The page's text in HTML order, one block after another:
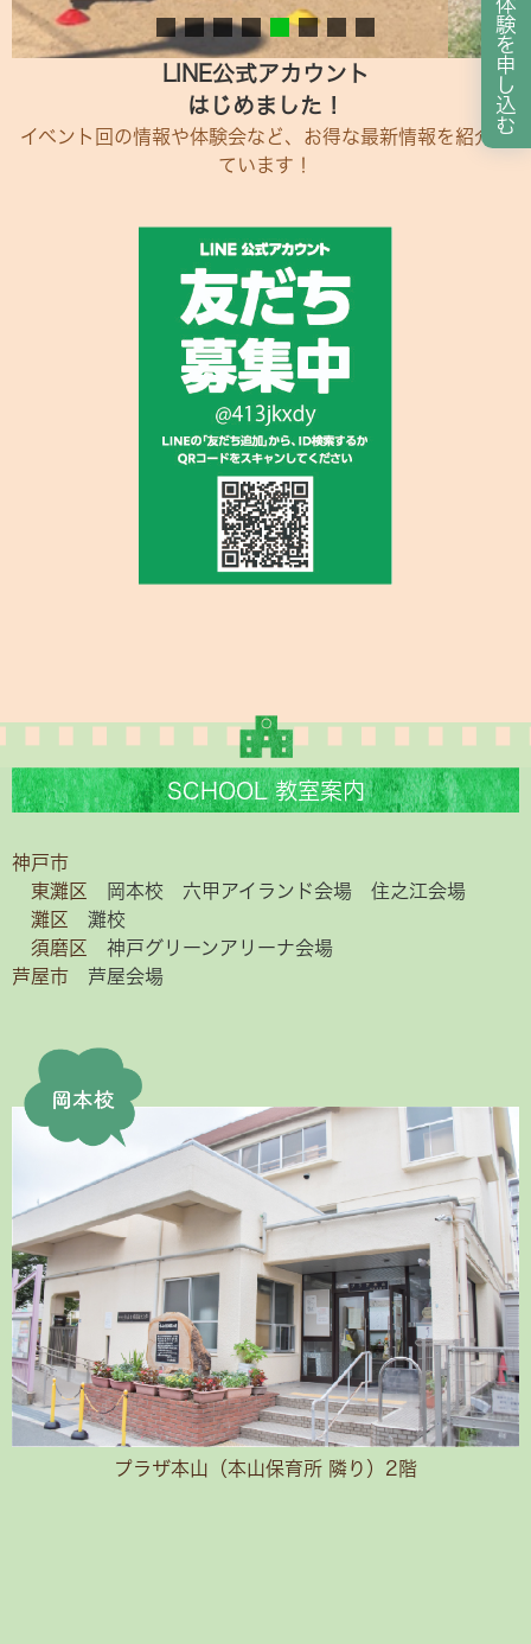
LINE公式アカウント
はじめました！
イベント回の情報や体験会など、お得な最新情報を紹介し
ています！
SCHOOL 教室案内
神戸市
東灘区
岡本校 六甲アイランド会場
住之江会場
灘区 灘校
須磨区 神戸グリーンアリーナ会場
芦屋市 芦屋会場
プラザ本山（本山保育所 隣り）2階
体
験
を
申
し
込
む